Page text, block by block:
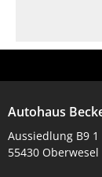
Autohaus
Aussiedlung B9 1
55430 Oberwesel